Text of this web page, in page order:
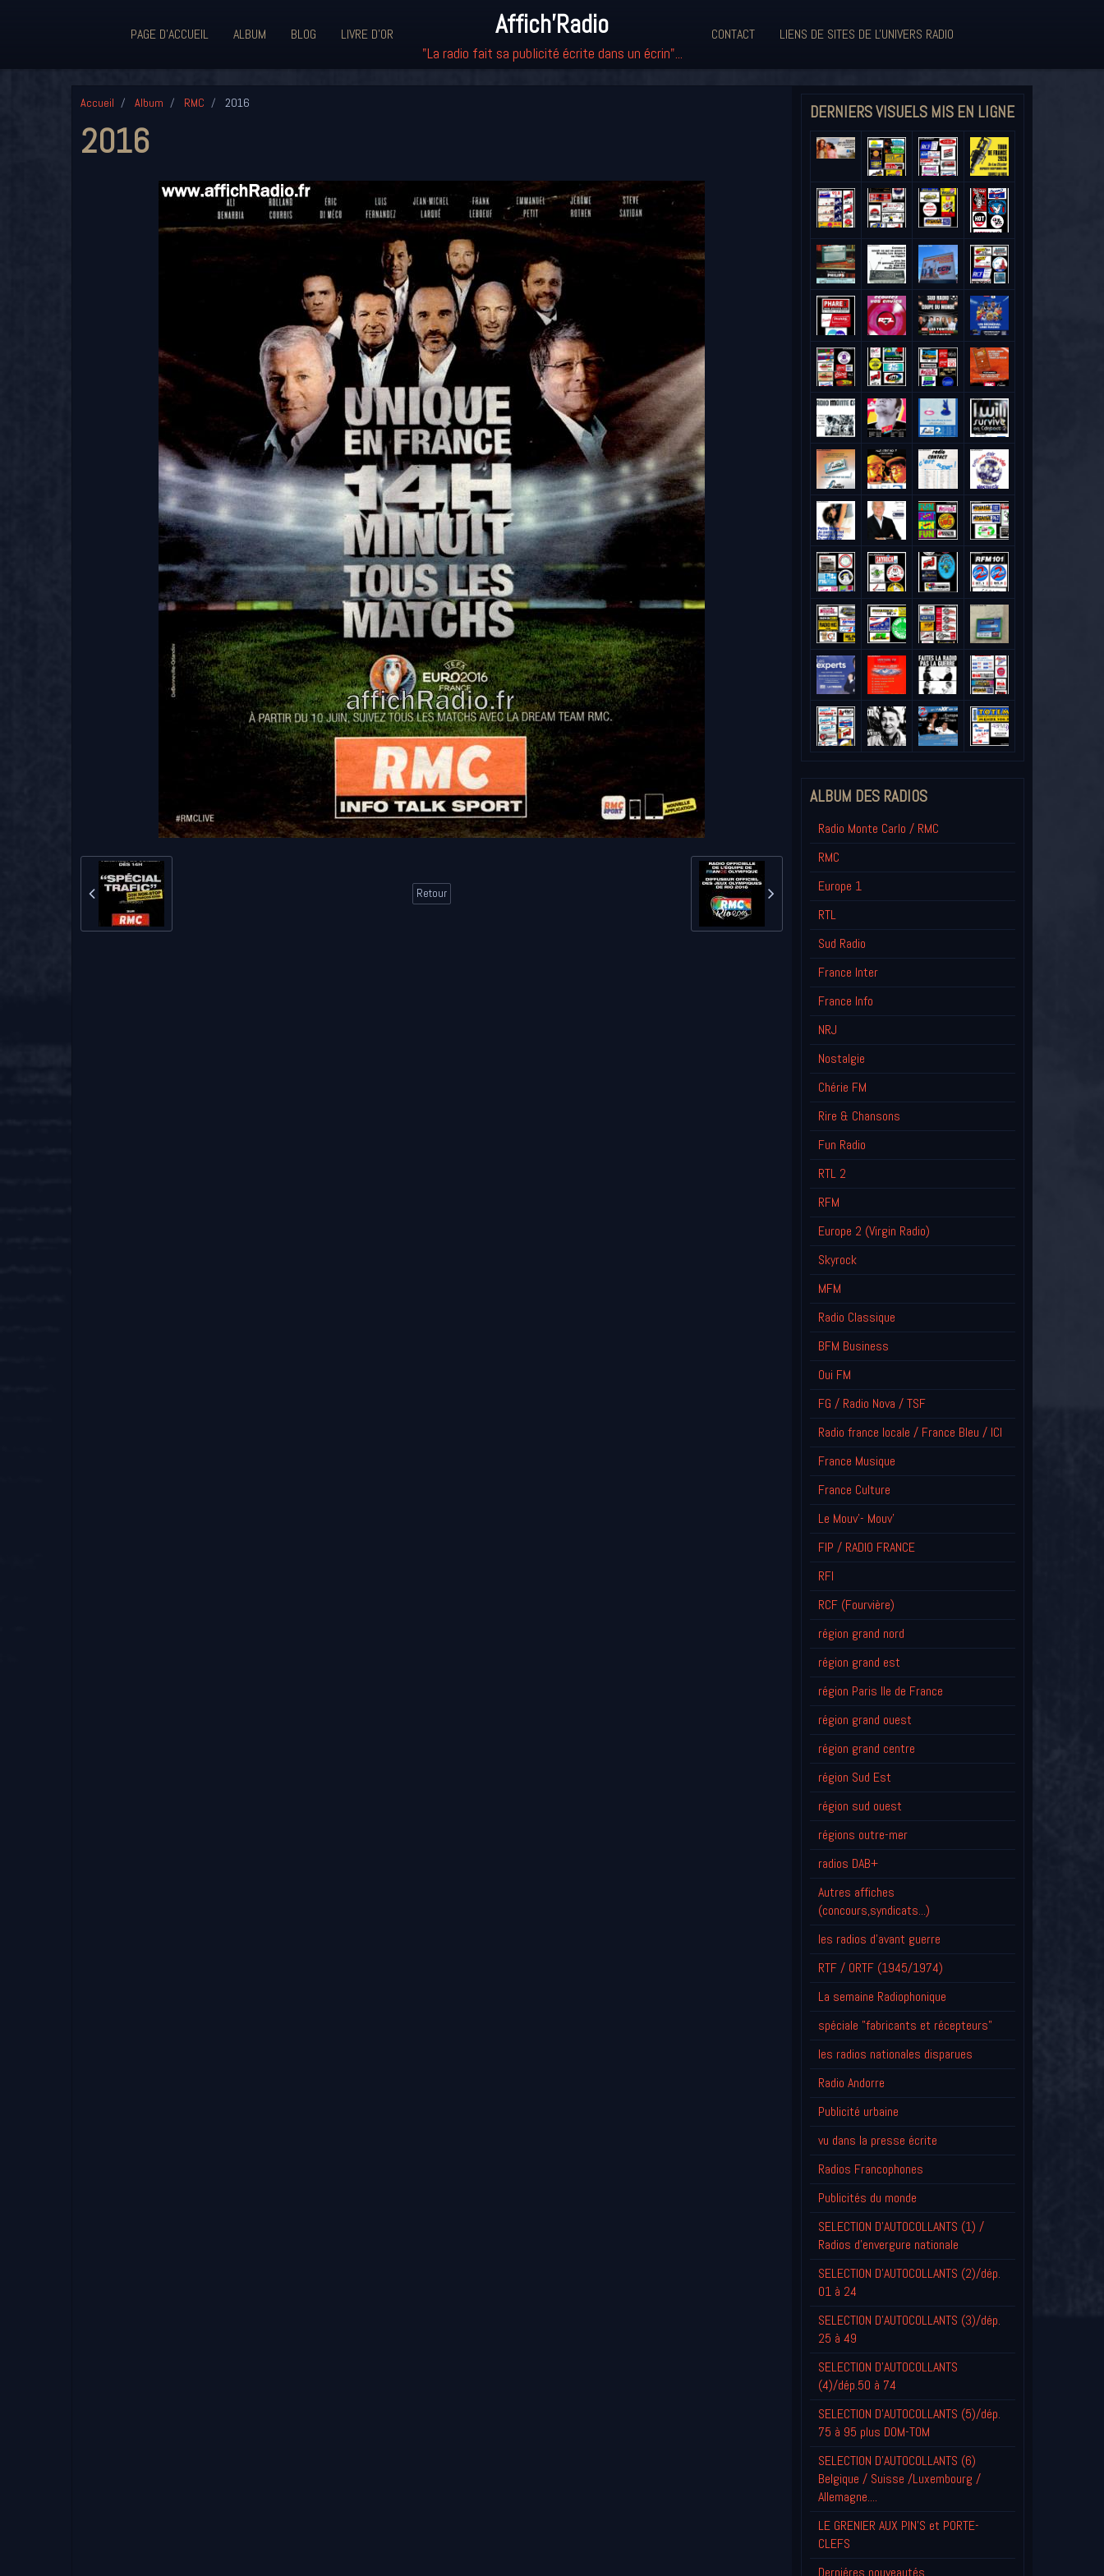
PAGE D'ACCUEIL ALBUM BLOG LIVRE D'OR Affich'Radio
"La radio fait sa publicité écrite dans un écrin"...
CONTACT LIENS DE SITES DE L'UNIVERS RADIO
Accueil Album RMC 2016
2016
Retour
DERNIERS VISUELS MIS EN LIGNE
ALBUM DES RADIOS
Radio Monte Carlo / RMC
RMC
Europe 1
RTL
Sud Radio
France Inter
France Info
NRJ
Nostalgie
Chérie FM
Rire & Chansons
Fun Radio
RTL 2
RFM
Europe 2 (Virgin Radio)
Skyrock
MFM
Radio Classique
BFM Business
Oui FM
FG / Radio Nova / TSF
Radio france locale / France Bleu / ICI
France Musique
France Culture
Le Mouv'- Mouv'
FIP / RADIO FRANCE
RFI
RCF (Fourvière)
région grand nord
région grand est
région Paris Ile de France
région grand ouest
région grand centre
région Sud Est
région sud ouest
régions outre-mer
radios DAB+
Autres affiches
(concours,syndicats...)
les radios d'avant guerre
RTF / ORTF (1945/1974)
La semaine Radiophonique
spéciale "fabricants et récepteurs"
les radios nationales disparues
Radio Andorre
Publicité urbaine
vu dans la presse écrite
Radios Francophones
Publicités du monde
SELECTION D'AUTOCOLLANTS (1) /
Radios d'envergure nationale
SELECTION D'AUTOCOLLANTS (2)/dép.
01 à 24
SELECTION D'AUTOCOLLANTS (3)/dép.
25 à 49
SELECTION D'AUTOCOLLANTS
(4)/dép.50 à 74
SELECTION D'AUTOCOLLANTS (5)/dép.
75 à 95 plus DOM-TOM
SELECTION D'AUTOCOLLANTS (6)
Belgique / Suisse /Luxembourg /
Allemagne....
LE GRENIER AUX PIN'S et PORTE-
CLEFS
Derniéres nouveautés